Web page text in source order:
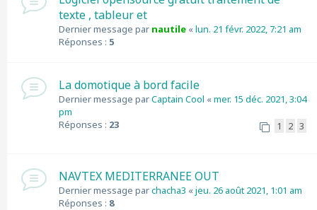
texte , tableur et
Dernier message par nautile «lun. 21 févr. 2022, 7:21 am
Réponses : 5
La domotique à bord facile
Dernier message parCaptain Cool «mer. 15 déc. 2021, 3:04
pm
Réponses : 23 1 2 3
NAVTEX MEDITERRANEE OUT
Dernier message parchacha3 «jeu. 26 août 2021, 1:01 am
Réponses : 8